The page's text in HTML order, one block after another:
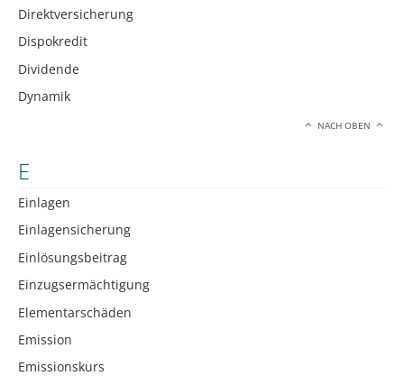
Direktversicherung
Dispokredit
Dividende
Dynamik
NACH OBEN
E
Einlagen
Einlagensicherung
Einlösungsbeitrag
Einzugsermächtigung
Elementarschäden
Emission
Emissionskurs